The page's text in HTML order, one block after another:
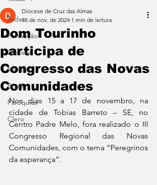
Todas
Formação
Diocese
Mundo
Brasil
Paróquias
Clero
Dom Tourinho
participa de
Congresso das Novas
Comunidades
Diocese de Cruz das Almas
18 de nov. de 2024 1 min de leitura
Nos dias 15 a 17 de novembro, na
cidade de Tobias Barreto – SE, no
Centro Padre Melo, fora realizado o III
Congresso Regional das Novas
Comunidades, com o tema “Peregrinos
da esperança”.